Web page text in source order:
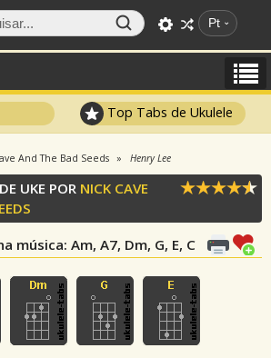
Pt
Top Tabs de Ukulele
And The Bad Seeds Henry Lee
UKE POR NICK CAVE
música: Am, A7, Dm, G, E, C